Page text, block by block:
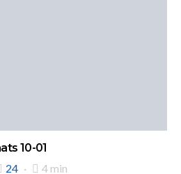
10-01
24 4 min